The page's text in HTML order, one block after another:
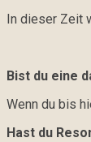
In dieser Zeit
Bist du eine
Wenn du bis
Hast du